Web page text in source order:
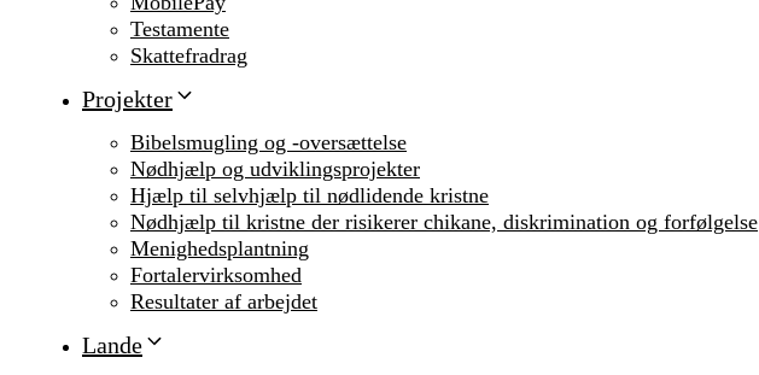
Testamente
Skattefradrag
Projekter
Bibelsmugling og -oversættelse
Nødhjælp og udviklingsprojekter
Hjælp til selvhjælp til nødlidende kristne
Nødhjælp til kristne der risikerer chikane, diskrimination og forfølgelse
Menighedsplantning
Fortalervirksomhed
Resultater af arbejdet
Lande